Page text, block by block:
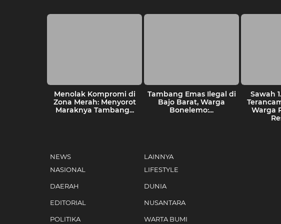
Menolak Kompromi di
Zona Merah: Menyorot
Maraknya Tambang...
Tambang Emas Ilegal di
Bajo Barat, Warga
Bonelemo:...
Sawah
Warga
NEWS
NASIONAL
DAERAH
EDITORIAL
POLITIKA
LAINNYA
LIFESTYLE
DUNIA
NUSANTARA
WARTA BUMI